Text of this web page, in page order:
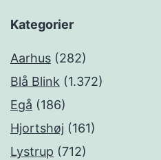
Kategorier
Aarhus (282)
Blå Blink (1.372)
Egå (186)
Hjortshøj (161)
Lystrup (712)